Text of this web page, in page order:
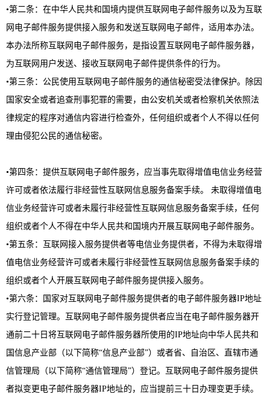
•第二条：在中华人民共和国境内提供互联网电子邮件服务以及为互联
网电子邮件服务提供接入服务和发送互联网电子邮件，适用本办法。
本办法所称互联网电子邮件服务，是指设置互联网电子邮件服务器，
为互联网用户发送、接收互联网电子邮件提供条件的行为。
•第三条：公民使用互联网电子邮件服务的通信秘密受法律保护。除因
国家安全或者追查刑事犯罪的需要，由公安机关或者检察机关依照法
律规定的程序对通信内容进行检查外，任何组织或者个人不得以任何
理由侵犯公民的通信秘密。
•第四条：提供互联网电子邮件服务，应当事先取得增值电信业务经营
许可或者依法履行非经营性互联网信息服务备案手续。 未取得增值电
信业务经营许可或者未履行非经营性互联网信息服务备案手续，任何
组织或者个人不得在中华人民共和国境内开展互联网电子邮件服务。
•第五条：互联网接入服务提供者等电信业务提供者，不得为未取得增
值电信业务经营许可或者未履行非经营性互联网信息服务备案手续的
组织或者个人开展互联网电子邮件服务提供接入服务。
•第六条：国家对互联网电子邮件服务提供者的电子邮件服务器IP地址
实行登记管理。互联网电子邮件服务提供者应当在电子邮件服务器开
通前二十日将互联网电子邮件服务器所使用的IP地址向中华人民共和
国信息产业部（以下简称“信息产业部”）或者省、自治区、直辖市通
信管理局（以下简称“通信管理局”）登记。互联网电子邮件服务提供
者拟变更电子邮件服务器IP地址的，应当提前三十日办理变更手续。